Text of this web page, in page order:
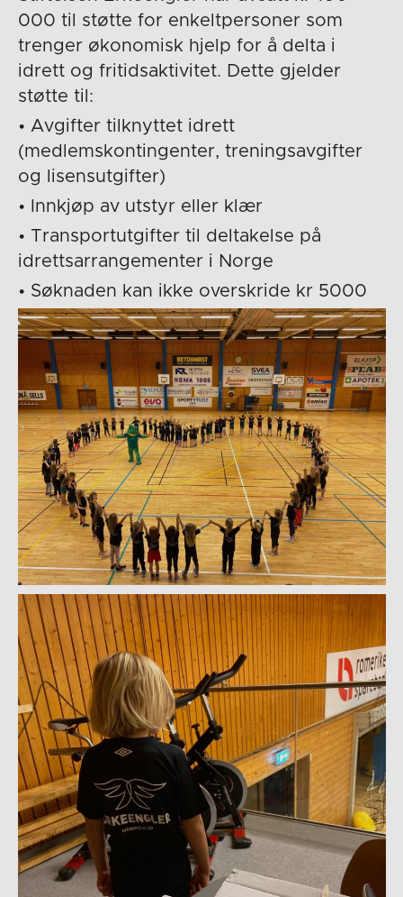
000 til støtte for enkeltpersoner som
trenger økonomisk hjelp for å delta i
idrett og fritidsaktivitet. Dette gjelder
støtte til:
• Avgifter tilknyttet idrett
(medlemskontingenter, treningsavgifter
og lisensutgifter)
• Innkjøp av utstyr eller klær
• Transportutgifter til deltakelse på
idrettsarrangementer i Norge
• Søknaden kan ikke overskride kr 5000